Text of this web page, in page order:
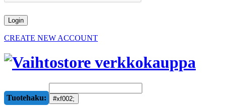
CREATE NEW ACCOUNT
Tuotehaku: